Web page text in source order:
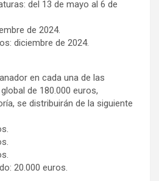
del 13 de mayo al 6 de
de 2024.
diciembre de 2024.
en cada una de las
de 180.000 euros,
se distribuirán de la siguiente
20.000 euros.